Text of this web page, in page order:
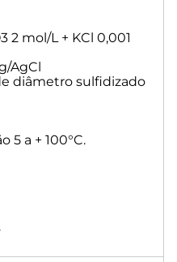
2 mol/L + KCl 0,001
AgCl
diâmetro sulfidizado
5 a + 100°C.